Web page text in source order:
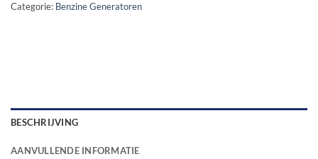
Categorie: Benzine Generatoren
BESCHRIJVING
AANVULLENDE INFORMATIE